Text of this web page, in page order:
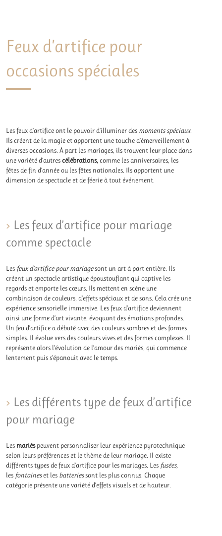
Feux d’artifice pour
occasions spéciales
Les feux d’artifice ont le pouvoir d’illuminer des moments spéciaux.
Ils créent de la magie et apportent une touche d’émerveillement à
diverses occasions. À part les mariages, ils trouvent leur place dans
une variété d’autrescélébrations,comme les anniversaires, les
fêtes de fin d’année ou les fêtes nationales. Ils apportent une
dimension de spectacle et de féerie à tout événement.
Les feux d’artifice pour mariage
comme spectacle
Les feux d’artifice pour mariagesont un art à part entière. Ils
créent un spectacle artistique époustouflant qui captive les
regards et emporte les cœurs. Ils mettent en scène une
combinaison de couleurs, d’effets spéciaux et de sons. Cela crée une
expérience sensorielle immersive. Les feux d’artifice deviennent
ainsi une forme d’art vivante, évoquant des émotions profondes.
Un feu d’artifice a débuté avec des couleurs sombres et des formes
simples. Il évolue vers des couleurs vives et des formes complexes. Il
représente alors l’évolution de l’amour des mariés, qui commence
lentement puis s’épanouit avec le temps.
Les différents type de feux d’artifice
pour mariage
Les mariéspeuvent personnaliser leur expérience pyrotechnique
selon leurs préférences et le thème de leur mariage. Il existe
différents types de feux d’artifice pour les mariages. Les fusées,
les fontaineset les batteriessont les plus connus. Chaque
catégorie présente une variété d’effets visuels et de hauteur.